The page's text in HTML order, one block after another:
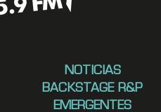
NOTICIAS
BACKSTAGE R&P
EMERGENTES